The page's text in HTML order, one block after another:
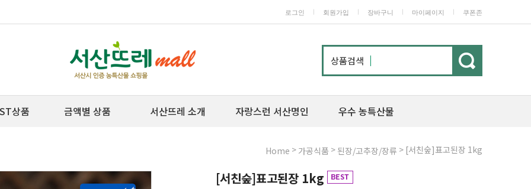
로그인 회원가입 장바구니 마이페이지 쿠폰존
상품검색
상품 금액별 상품 서산뜨레 소개 자랑스런 서산명인 우수 농특산물
Home > 가공식품 > 된장/고추장/장류 > [서친숲]표고된장 1kg
[서친숲]표고된장 1kg